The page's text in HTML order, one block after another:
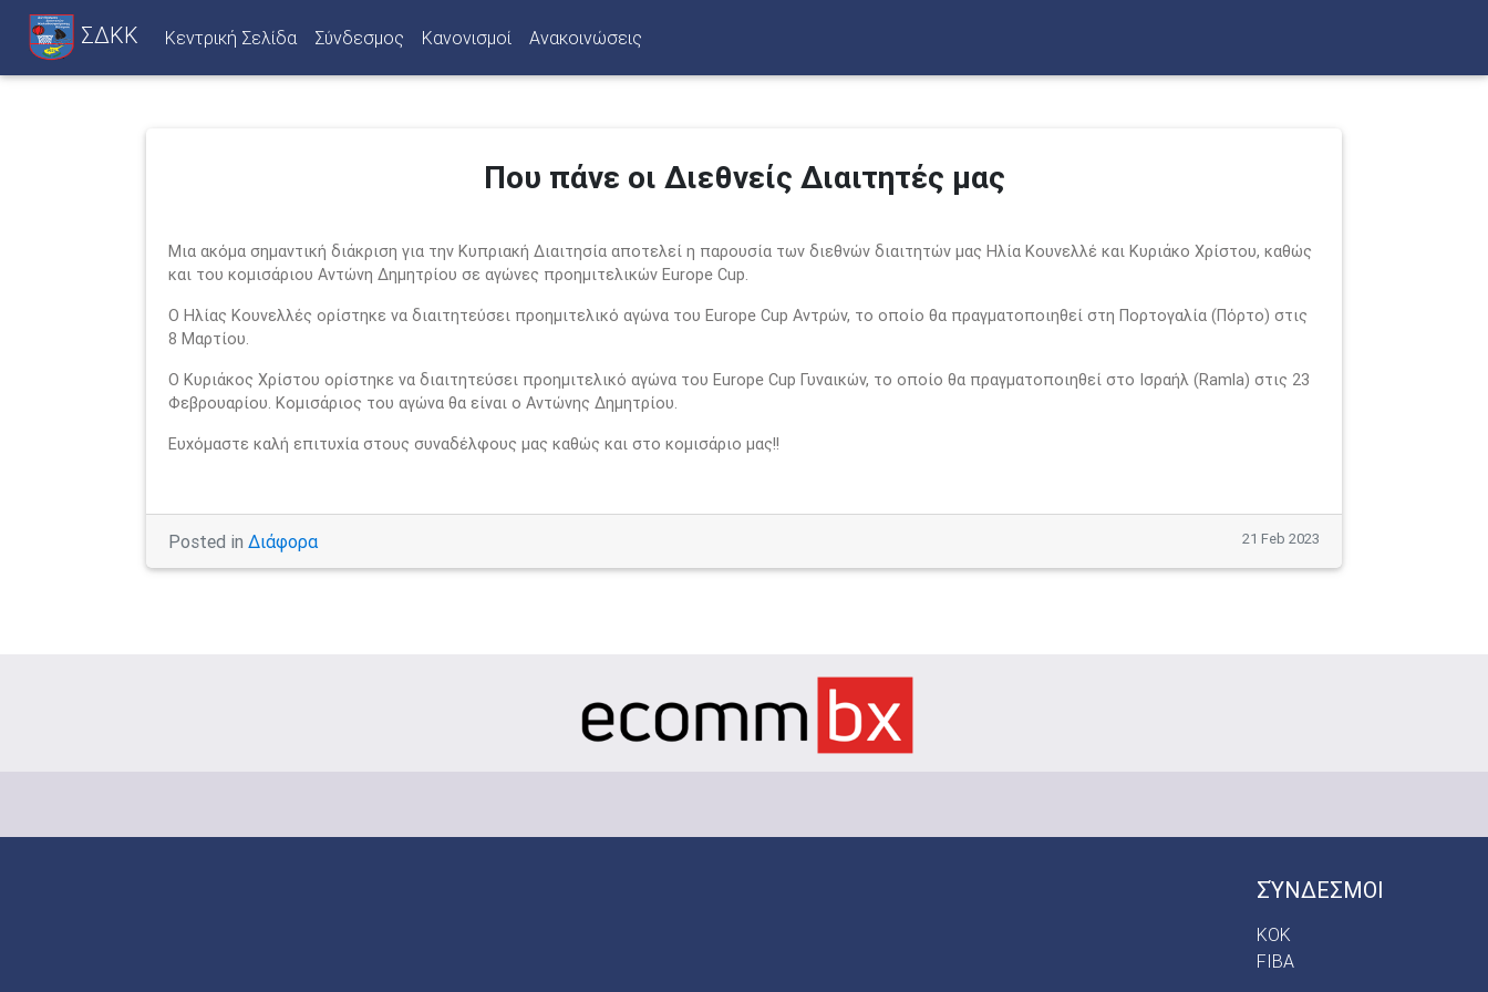
ΣΔΚΚ Κεντρική Σελίδα Σύνδεσμος (current)
Κανονισμοί Ανακοινώσεις
Που πάνε οι Διεθνείς Διαιτητές μας
Μια ακόμα σημαντική διάκριση για την Κυπριακή Διαιτησία αποτελεί η παρουσία των διεθνών διαιτητών μας Ηλία Κουνελλέ και Κυριάκο Χρίστου, καθώς
και του κομισάριου Αντώνη Δημητρίου σε αγώνες προημιτελικών Europe Cup.
Ο Ηλίας Κουνελλές ορίστηκε να διαιτητεύσει προημιτελικό αγώνα του Europe Cup Αντρών, το οποίο θα πραγματοποιηθεί στη Πορτογαλία (Πόρτο) στις
8 Μαρτίου.
Ο Κυριάκος Χρίστου ορίστηκε να διαιτητεύσει προημιτελικό αγώνα του Europe Cup Γυναικών, το οποίο θα πραγματοποιηθεί στο Ισραήλ (Ramla) στις 23
Φεβρουαρίου. Κομισάριος του αγώνα θα είναι ο Αντώνης Δημητρίου.
Ευχόμαστε καλή επιτυχία στους συναδέλφους μας καθώς και στο κομισάριο μας!!
Posted in Διάφορα 21 Feb 2023
ΣΎΝΔΕΣΜΟΙ
ΚΟΚ
FIBA